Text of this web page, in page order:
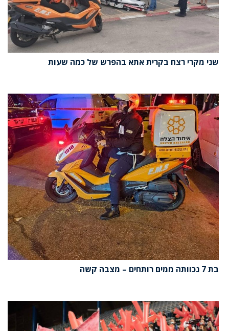
שני מקרי רצח בקרית אתא בהפרש של כמה שעות
בת 7 נכוותה ממים רותחים – מצבה קשה